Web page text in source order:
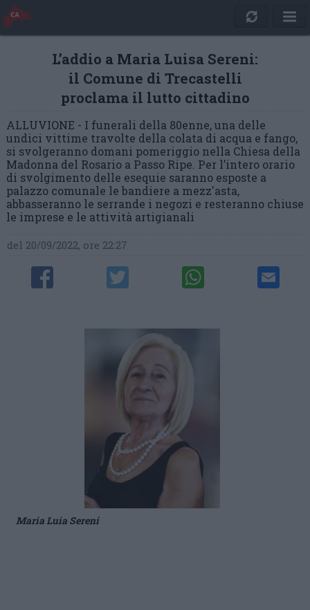
L’addio a Maria Luisa Sereni:
il Comune di Trecastelli
proclama il lutto cittadino
ALLUVIONE - I funerali della 80enne, una delle
undici vittime travolte della colata di acqua e fango,
si svolgeranno domani pomeriggio nella Chiesa della
Madonna del Rosario a Passo Ripe. Per l’intero orario
di svolgimento delle esequie saranno esposte a
palazzo comunale le bandiere a mezz'asta,
abbasseranno le serrande i negozi e resteranno chiuse
le imprese e le attività artigianali
del 20/09/2022, ore 22:27
Maria Luia Sereni